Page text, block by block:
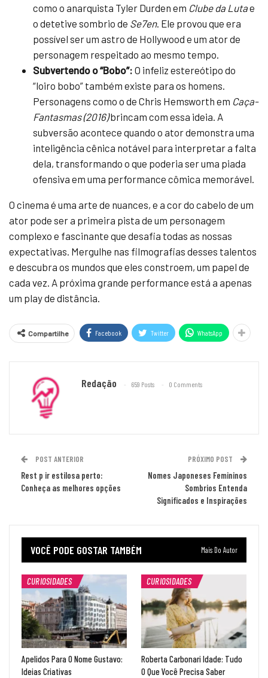
como o anarquista Tyler Durden em Clube da Lutae
o detetive sombrio de Se7en. Ele provou que era
possível ser um astro de Hollywood e um ator de
personagem respeitado ao mesmo tempo.
Subvertendo o “Bobo”: O infeliz estereótipo do
“loiro bobo” também existe para os homens.
Personagens como o de Chris Hemsworth em Caça-
Fantasmas (2016)brincam com essa ideia. A
subversão acontece quando o ator demonstra uma
inteligência cênica notável para interpretar a falta
dela, transformando o que poderia ser uma piada
ofensiva em uma performance cômica memorável.
O cinema é uma arte de nuances, e a cor do cabelo de um
ator pode ser a primeira pista de um personagem
complexo e fascinante que desafia todas as nossas
expectativas. Mergulhe nas filmografias desses talentos
e descubra os mundos que eles constroem, um papel de
cada vez. A próxima grande performance está a apenas
um play de distância.
Compartilhe Facebook Twitter WhatsApp
Redação 659 Posts 0 Comments
POST ANTERIOR
Rest p ir estilosa perto:
Conheça as melhores opções
PRÓXIMO POST
Nomes Japoneses Femininos
Sombrios Entenda
Significados e Inspirações
VOCÊ PODE GOSTAR TAMBÉM Mais Do Autor
CURIOSIDADES
Apelidos Para O Nome Gustavo:
Ideias Criativas
CURIOSIDADES
Roberta Carbonari Idade: Tudo
O Que Você Precisa Saber